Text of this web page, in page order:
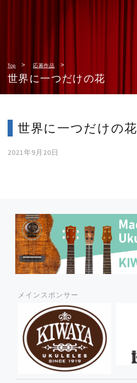
Top 応募作品
世界に一つだけの花
世界に一つだけの花
2021年9月20日
メインスポンサー